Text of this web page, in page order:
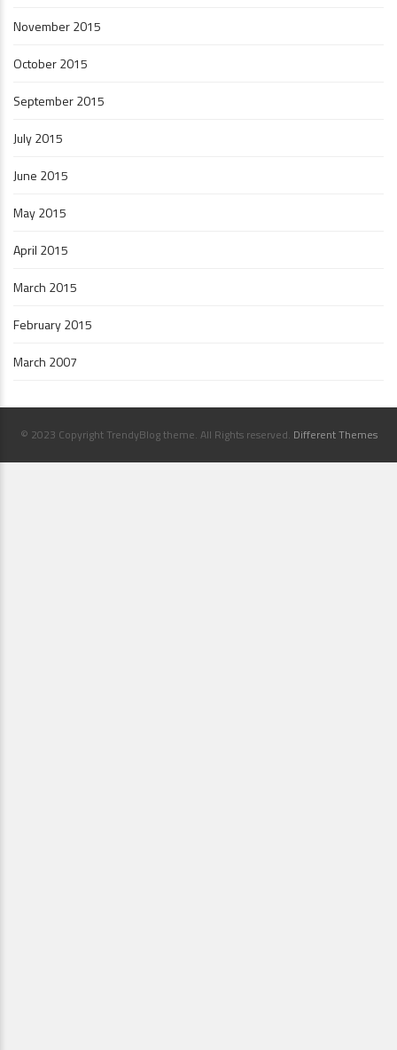
November 2015
October 2015
September 2015
July 2015
June 2015
May 2015
April 2015
March 2015
February 2015
March 2007
© 2023 Copyright TrendyBlog theme. All Rights reserved. Different Themes